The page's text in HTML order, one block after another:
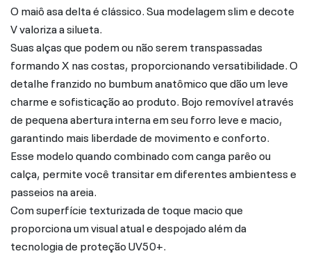
O maiô asa delta é clássico. Sua modelagem slim e decote
V valoriza a silueta.
Suas alças que podem ou não serem transpassadas
formando X nas costas, proporcionando versatibilidade. O
detalhe franzido no bumbum anatômico que dão um leve
charme e sofisticação ao produto. Bojo removível através
de pequena abertura interna em seu forro leve e macio,
garantindo mais liberdade de movimento e conforto.
Esse modelo quando combinado com canga parêo ou
calça, permite você transitar em diferentes ambientess e
passeios na areia.
Com superfície texturizada de toque macio que
proporciona um visual atual e despojado além da
tecnologia de proteção UV50+.